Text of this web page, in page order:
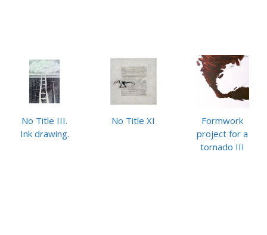
No Title III.
Ink drawing.
No Title XI
Formwork
project for a
tornado III